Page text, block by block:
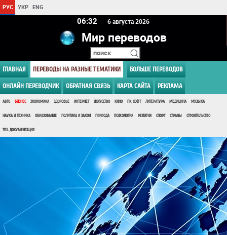
РУС УКР ENG
06 32 6 августа 2026
Мир переводов
ГЛАВНАЯ ПЕРЕВОДЫ НА РАЗНЫЕ ТЕМАТИКИ БОЛЬШЕ ПЕРЕВОДОВ
ОНЛАЙН ПЕРЕВОДЧИК ОБРАТНАЯ СВЯЗЬ КАРТА САЙТА РЕКЛАМА
АВТО БИЗНЕС ЭКОНОМИКА ЗДОРОВЬЕ ИНТЕРНЕТ ИСКУССТВО КИНО ПК, СОФТ ЛИТЕРАТУРА МЕДИЦИНА МУЗЫКА
НАУКА И ТЕХНИКА ОБРАЗОВАНИЕ ПОЛИТИКА И ЗАКОН ПРИРОДА ПСИХОЛОГИЯ РЕЛИГИЯ СПОРТ СТРАНЫ СТРОИТЕЛЬСТВО
ТЕХ. ДОКУМЕНТАЦИЯ